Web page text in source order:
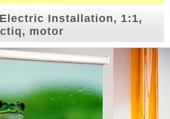
Installation, 1:1,
motor